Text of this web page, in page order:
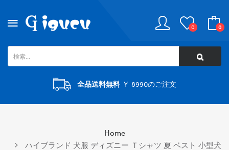
0 0
全品送料無料￥ 8990のご注文
Home
ハイブランド 犬服 ディズニー Ｔシャツ 夏 ベスト 小型犬